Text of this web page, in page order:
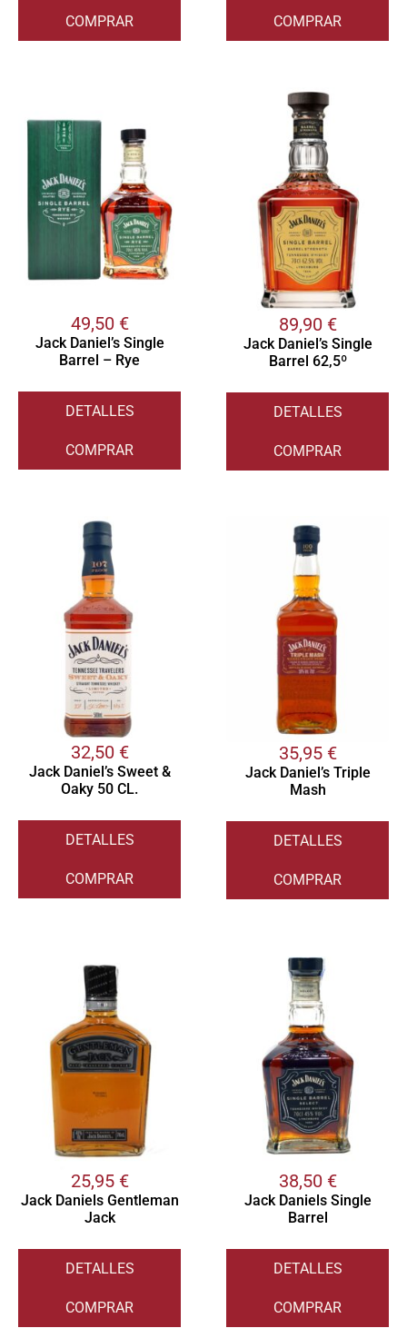
COMPRAR COMPRAR
49,50 €
Jack Daniel’s Single
Barrel – Rye
DETALLES
COMPRAR
89,90 €
Jack Daniel’s Single
Barrel 62,5º
DETALLES
COMPRAR
32,50 €
Jack Daniel’s Sweet &
Oaky 50 CL.
DETALLES
COMPRAR
35,95 €
Jack Daniel’s Triple
Mash
DETALLES
COMPRAR
25,95 €
Jack Daniels Gentleman
Jack
DETALLES
COMPRAR
38,50 €
Jack Daniels Single
Barrel
DETALLES
COMPRAR